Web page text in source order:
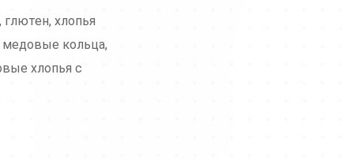
хлопья
медовые кольца,
хлопья с